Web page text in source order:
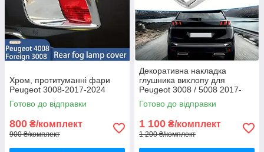
Хром, протитуманні фари
Peugeot 3008-2017-2024
Готово до відправки
800 ₴/комплект
900 ₴/комплект
Декоративна накладка
глушника вихлопу для
Peugeot 3008 / 5008 2017-
2024
Готово до відправки
1 100 ₴/комплект
1 200 ₴/комплект